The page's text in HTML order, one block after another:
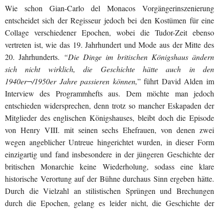
Wie schon Gian-Carlo del Monacos Vorgängerinszenierung
entscheidet sich der Regisseur jedoch bei den Kostümen für eine
Collage verschiedener Epochen, wobei die Tudor-Zeit ebenso
vertreten ist, wie das 19. Jahrhundert und Mode aus der Mitte des
20. Jahrhunderts. “Die Dinge im britischen Königshaus ändern
sich nicht wirklich, die Geschichte hätte auch in den
1940er¬/1950er Jahre passieren können,” führt David Alden im
Interview des Programmhefts aus. Dem möchte man jedoch
entschieden widersprechen, denn trotz so mancher Eskapaden der
Mitglieder des englischen Königshauses, bleibt doch die Episode
von Henry VIII. mit seinen sechs Ehefrauen, von denen zwei
wegen angeblicher Untreue hingerichtet wurden, in dieser Form
einzigartig und fand insbesondere in der jüngeren Geschichte der
britischen Monarchie keine Wiederholung, sodass eine klare
historische Verortung auf der Bühne durchaus Sinn ergeben hätte.
Durch die Vielzahl an stilistischen Sprüngen und Brechungen
durch die Epochen, gelang es leider nicht, die Geschichte der